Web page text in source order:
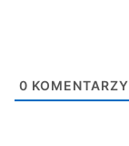
0 KOMENTARZY